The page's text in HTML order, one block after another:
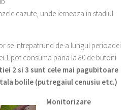
cazute, unde ierneaza in stadiul
se intrepatrund de-a lungul perioadei
1 pot consuma pana la 80 de butoni
2 si 3 sunt cele mai pagubitoare
bolile (putregaiul cenusiu etc.)
Monitorizare